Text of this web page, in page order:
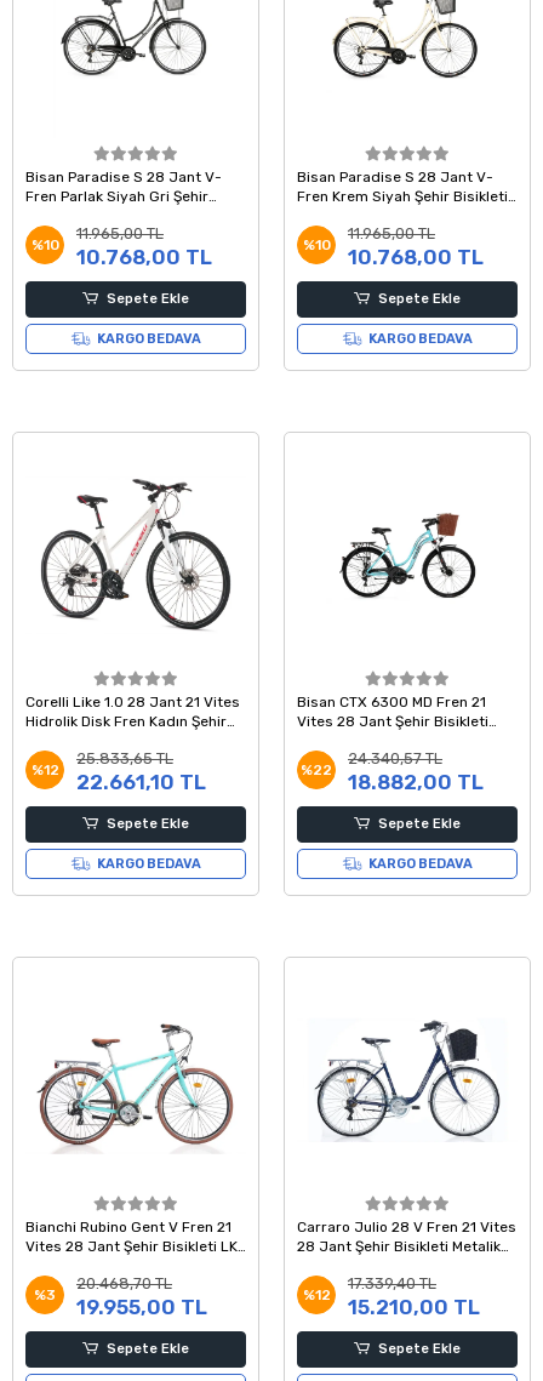
Bisan Paradise S 28 Jant V-
Fren Parlak Siyah Gri Şehir
%10
11.965,00 TL
10.768,00 TL
Sepete Ekle
KARGO BEDAVA
Bisan Paradise S 28 Jant V-
Fren Krem Siyah Şehir Bisikleti
%10
11.965,00 TL
10.768,00 TL
Sepete Ekle
KARGO BEDAVA
Corelli Like 1.0 28 Jant 21 Vites
Hidrolik Disk Fren Kadın Şehir
%12
25.833,65 TL
22.661,10 TL
Sepete Ekle
KARGO BEDAVA
Bisan CTX 6300 MD Fren 21
Vites 28 Jant Şehir Bisikleti
%22
24.340,57 TL
18.882,00 TL
Sepete Ekle
KARGO BEDAVA
Bianchi Rubino Gent V Fren 21
Vites 28 Jant Şehir Bisikleti LK
%3
20.468,70 TL
19.955,00 TL
Sepete Ekle
Carraro Julio 28 V Fren 21 Vites
28 Jant Şehir Bisikleti Metalik
%12
17.339,40 TL
15.210,00 TL
Sepete Ekle